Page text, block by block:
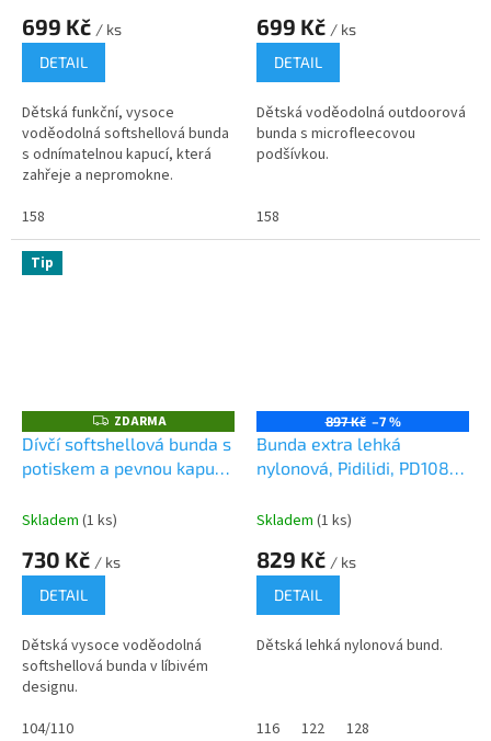
699 Kč / ks
DETAIL
Dětská funkční, vysoce
voděodolná softshellová bunda
s odnímatelnou kapucí, která
zahřeje a nepromokne.
158
699 Kč / ks
DETAIL
Dětská voděodolná outdoorová
bunda s microfleecovou
podšívkou.
158
Tip
Z
D
A
R
M
ZDARMA
Dívčí softshellová bunda s
potiskem a pevnou kapucí,
růžová
Skladem (1 ks)
730 Kč / ks
DETAIL
Dětská vysoce voděodolná
softshellová bunda v líbivém
designu.
104/110
897 Kč –7 %
Bunda extra lehká
nylonová, Pidilidi, PD1087,
Skladem (1 ks)
829 Kč / ks
DETAIL
Dětská lehká nylonová bund.
116 122 128